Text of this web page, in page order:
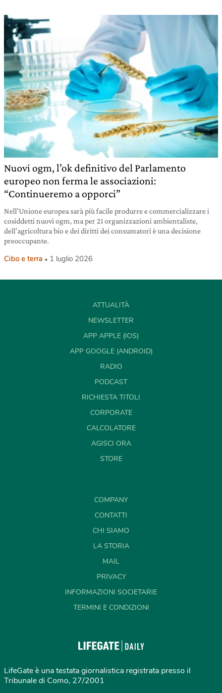
Nuovi ogm, l’ok definitivo del Parlamento
europeo non ferma le associazioni:
“Continueremo a opporci”
Nell’Unione europea sarà più facile produrre e commercializzare i
cosiddetti nuovi ogm, ma per 21 organizzazioni ambientaliste,
dell’agricoltura bio e dei diritti dei consumatori è una decisione
preoccupante.
Cibo e terra 1 luglio 2026
ATTUALITÀ
NEWSLETTER
APP APPLE (IOS)
APP GOOGLE (ANDROID)
RADIO
PODCAST
RICHIESTA TITOLI
CORPORATE
CALCOLATORE
AGISCI ORA
STORE
COMPANY
CONTATTI
CHI SIAMO
LA STORIA
MAIL
PRIVACY
INFORMAZIONI SOCIETARIE
TERMINI E CONDIZIONI
LifeGate è una testata giornalistica registrata presso il
Tribunale di Como, 27/2001